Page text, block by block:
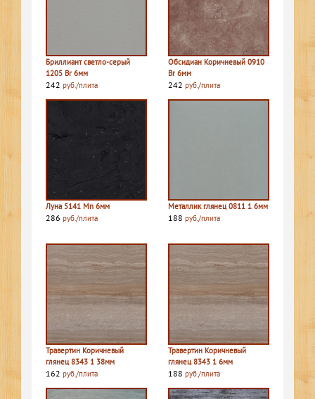
Бриллиант светло-серый
1205 Br 6мм
242 руб./плита
Обсидиан Коричневый 0910
Br 6мм
242 руб./плита
Луна 5141 Mn 6мм
286 руб./плита
Металлик глянец 0811 1 6мм
188 руб./плита
Травертин Коричневый
глянец 8343 1 38мм
162 руб./плита
Травертин Коричневый
глянец 8343 1 6мм
188 руб./плита